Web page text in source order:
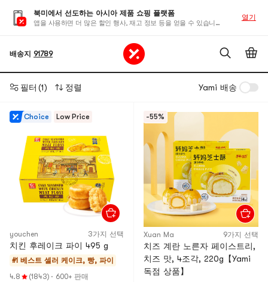
북미에서 선도하는 아시아 제품 쇼핑 플랫폼
앱을 사용하면 더 많은 할인 행사, 재고 정보 등을 얻을 수 있습니다
열기
배송지 91789
필터 (1) 정렬 Yami 배송
Choice Low Price
youchen 3가지 선택
치킨 후레이크 파이 495 g
#1 베스트 셀러 케이크, 빵, 파이
4.8
(1843) · 600+ 판매
-55%
Xuan Ma 9가지 선택
치즈 계란 노른자 페이스트리,
치즈 맛, 4조각, 220g【Yami
독점 상품】